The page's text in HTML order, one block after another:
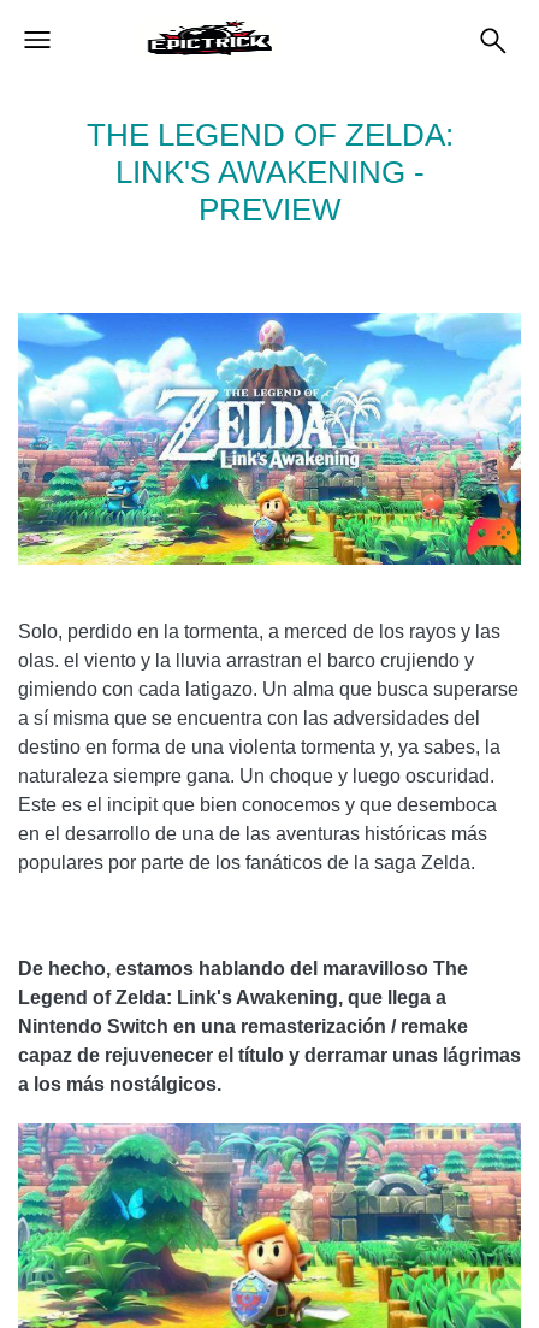
THE LEGEND OF ZELDA:
LINK'S AWAKENING -
PREVIEW
Solo, perdido en la tormenta, a merced de los rayos y las
olas. el viento y la lluvia arrastran el barco crujiendo y
gimiendo con cada latigazo. Un alma que busca superarse
a sí misma que se encuentra con las adversidades del
destino en forma de una violenta tormenta y, ya sabes, la
naturaleza siempre gana. Un choque y luego oscuridad.
Este es el incipit que bien conocemos y que desemboca
en el desarrollo de una de las aventuras históricas más
populares por parte de los fanáticos de la saga Zelda.
De hecho, estamos hablando del maravilloso The
Legend of Zelda: Link's Awakening, que llega a
Nintendo Switch en una remasterización / remake
capaz de rejuvenecer el título y derramar unas lágrimas
a los más nostálgicos.